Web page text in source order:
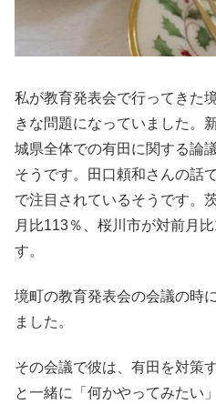
私が教育発表会で行ってきた
きな問題になっていました。
城県全体での有田に関する論
そうです。田口頼和さんの話
で注目されているそうです。
月比113％、桜川市が対前月
す。
境町の教育発表会の会議の時
ました。
その会議で彼は、有田を対策
と一緒に「何かやってみたい